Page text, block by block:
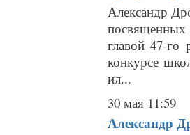
Александр
посвященных
главой 47-го
конкурсе
ил...
30 мая 11:59
Александр